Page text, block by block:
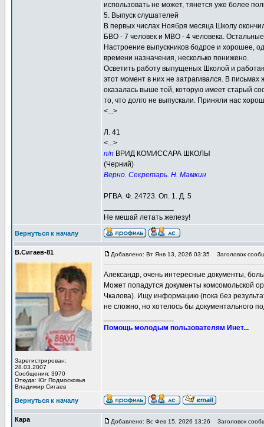
использовать не может, тянется уже более
5. Выпуск слушателей
В первых числах Ноября месяца Школу
БВО - 7 человек и МВО - 4 человека.
Настроение выпускников бодрое и хорошее,
времени назначения, несколько понижено.
Осветить работу выпущеных Школой и
этот момент в них не затрагивался. В
оказалась выше той, которую имеет старый
то, что долго не выпускали. Приняли нас
<...>
Л. 41
<...>
п/п ВРИД КОМИССАРА ШКОЛЫ
(Черний)
Верно. Секретарь. Н. Мамкин
РГВА. Ф. 24723. Оп. 1. Д. 5
Не мешай летать железу!
Вернуться к началу
В.Сигаев-81
Зарегистрирован:
28.03.2007
Сообщения: 3970
Откуда: Юг Подмосковья
Владимир Сигаев
Добавлено: Вт Янв 13, 2026 03:35 Заголовок
Александр, очень интересные документы,
Может попадутся документы комсомольской
Чкалова). Ищу информацию (пока без
не сложно, но хотелось бы документального
Помощь молодым пользователям Инет...
Вернуться к началу
Кара Добавлено: Вс Фев 15, 2026 13:26 Заголовок